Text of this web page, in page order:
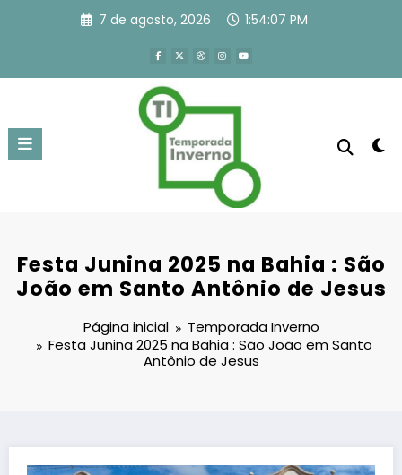
7 de agosto, 2026 1:54:07 PM
Festa Junina 2025 na Bahia : São
João em Santo Antônio de Jesus
Página inicial
Temporada Inverno
Festa Junina 2025 na Bahia : São João em Santo
Antônio de Jesus